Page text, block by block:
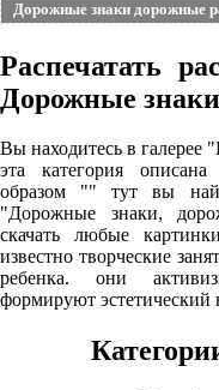
Дорожные знаки дорожные
Распечатать
Дорожные
Вы находитесь в галерее
эта категория
образом "" тут вы
"Дорожные знаки,
скачать любые
известно творческие
ребенка. они
формируют эстетический